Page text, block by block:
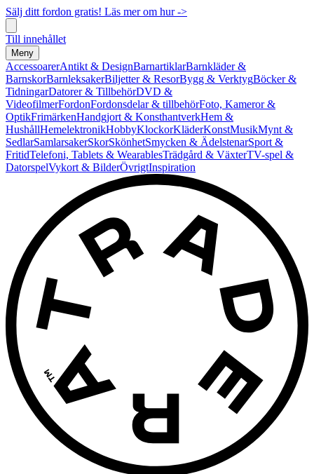
Sälj ditt fordon gratis! Läs mer om hur ->
Till innehållet
Meny
AccessoarerAntikt & DesignBarnartiklarBarnkläder &
BarnskorBarnleksakerBiljetter & ResorBygg & VerktygBöcker &
TidningarDatorer & TillbehörDVD &
VideofilmerFordonFordonsdelar & tillbehörFoto, Kameror &
OptikFrimärkenHandgjort & KonsthantverkHem &
HushållHemelektronikHobbyKlockorKläderKonstMusikMynt &
SedlarSamlarsakerSkorSkönhetSmycken & ÄdelstenarSport &
FritidTelefoni, Tablets & WearablesTrädgård & VäxterTV-spel &
DatorspelVykort & BilderÖvrigtInspiration